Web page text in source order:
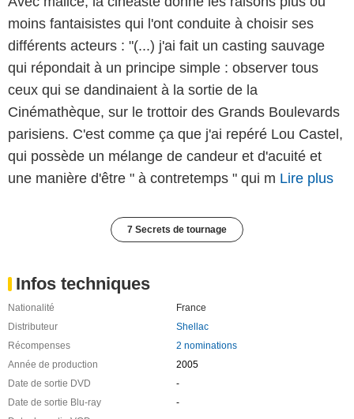
moins fantaisistes qui l'ont conduite à choisir ses
différents acteurs : "(...) j'ai fait un casting sauvage
qui répondait à un principe simple : observer tous
ceux qui se dandinaient à la sortie de la
Cinémathèque, sur le trottoir des Grands Boulevards
parisiens. C'est comme ça que j'ai repéré Lou Castel,
qui possède un mélange de candeur et d'acuité et
une manière d'être " à contretemps " qui m Lire plus
7 Secrets de tournage
Infos techniques
Nationalité
France
Distributeur
Shellac
Récompenses
2 nominations
Année de production
2005
Date de sortie DVD
-
Date de sortie Blu-ray
-